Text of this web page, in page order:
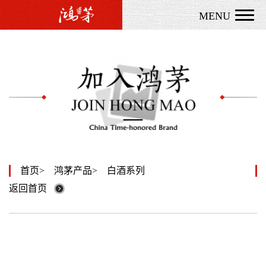
MENU
首页 鸿茅产品
白酒系列
返回首页